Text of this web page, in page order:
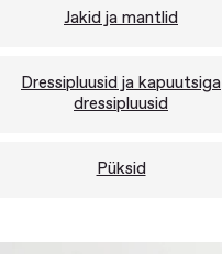
Jakid ja mantlid
Dressipluusid ja kapuutsiga
dressipluusid
Püksid